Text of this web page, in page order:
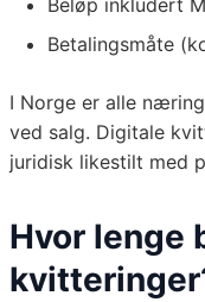
Beløp inkludert
Betalingsmåte
I Norge er alle
ved salg. Digitale
juridisk likestilt med
Hvor lenge